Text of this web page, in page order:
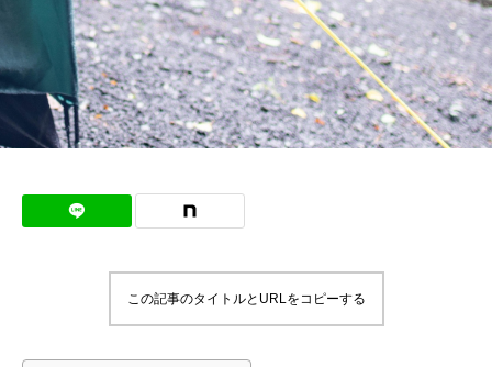
この記事のタイトルとURLをコピーする